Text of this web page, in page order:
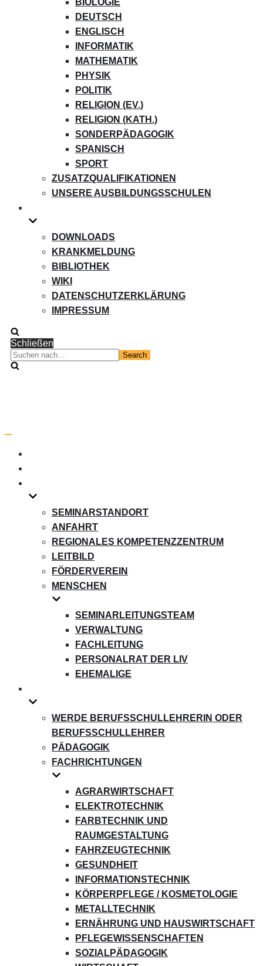
BIOLOGIE
DEUTSCH
ENGLISCH
INFORMATIK
MATHEMATIK
PHYSIK
POLITIK
RELIGION (EV.)
RELIGION (KATH.)
SONDERPÄDAGOGIK
SPANISCH
SPORT
ZUSATZQUALIFIKATIONEN
UNSERE AUSBILDUNGSSCHULEN
DOWNLOADS
KRANKMELDUNG
BIBLIOTHEK
WIKI
DATENSCHUTZERKLÄRUNG
IMPRESSUM
Schließen
Suchen
nach…
SEMINARSTANDORT
ANFAHRT
REGIONALES KOMPETENZZENTRUM
LEITBILD
FÖRDERVEREIN
MENSCHEN
SEMINARLEITUNGSTEAM
VERWALTUNG
FACHLEITUNG
PERSONALRAT DER LIV
EHEMALIGE
WERDE BERUFSSCHULLEHRERIN ODER
BERUFSSCHULLEHRER
PÄDAGOGIK
FACHRICHTUNGEN
AGRARWIRTSCHAFT
ELEKTROTECHNIK
FARBTECHNIK UND
RAUMGESTALTUNG
FAHRZEUGTECHNIK
GESUNDHEIT
INFORMATIONSTECHNIK
KÖRPERPFLEGE / KOSMETOLOGIE
METALLTECHNIK
ERNÄHRUNG UND HAUSWIRTSCHAFT
PFLEGEWISSENSCHAFTEN
SOZIALPÄDAGOGIK